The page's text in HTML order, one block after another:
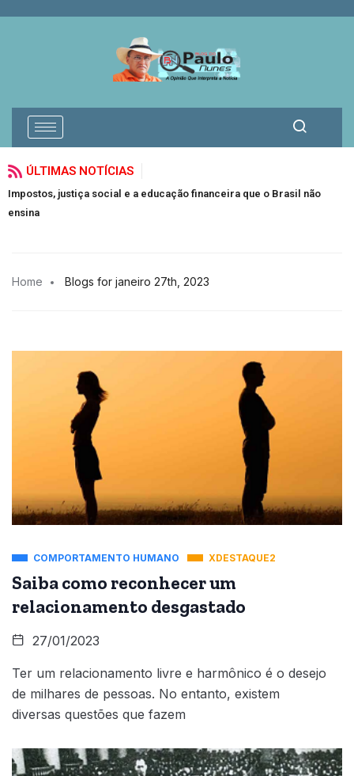
ÚLTIMAS NOTÍCIAS
Impostos, justiça social e a educação financeira que o Brasil não
ensina
Home Blogs for janeiro 27th, 2023
COMPORTAMENTO HUMANO XDESTAQUE2
Saiba como reconhecer um
relacionamento desgastado
27/01/2023
Ter um relacionamento livre e harmônico é o desejo
de milhares de pessoas. No entanto, existem
diversas questões que fazem